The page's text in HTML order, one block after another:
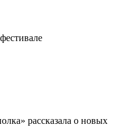
рассказала о новых